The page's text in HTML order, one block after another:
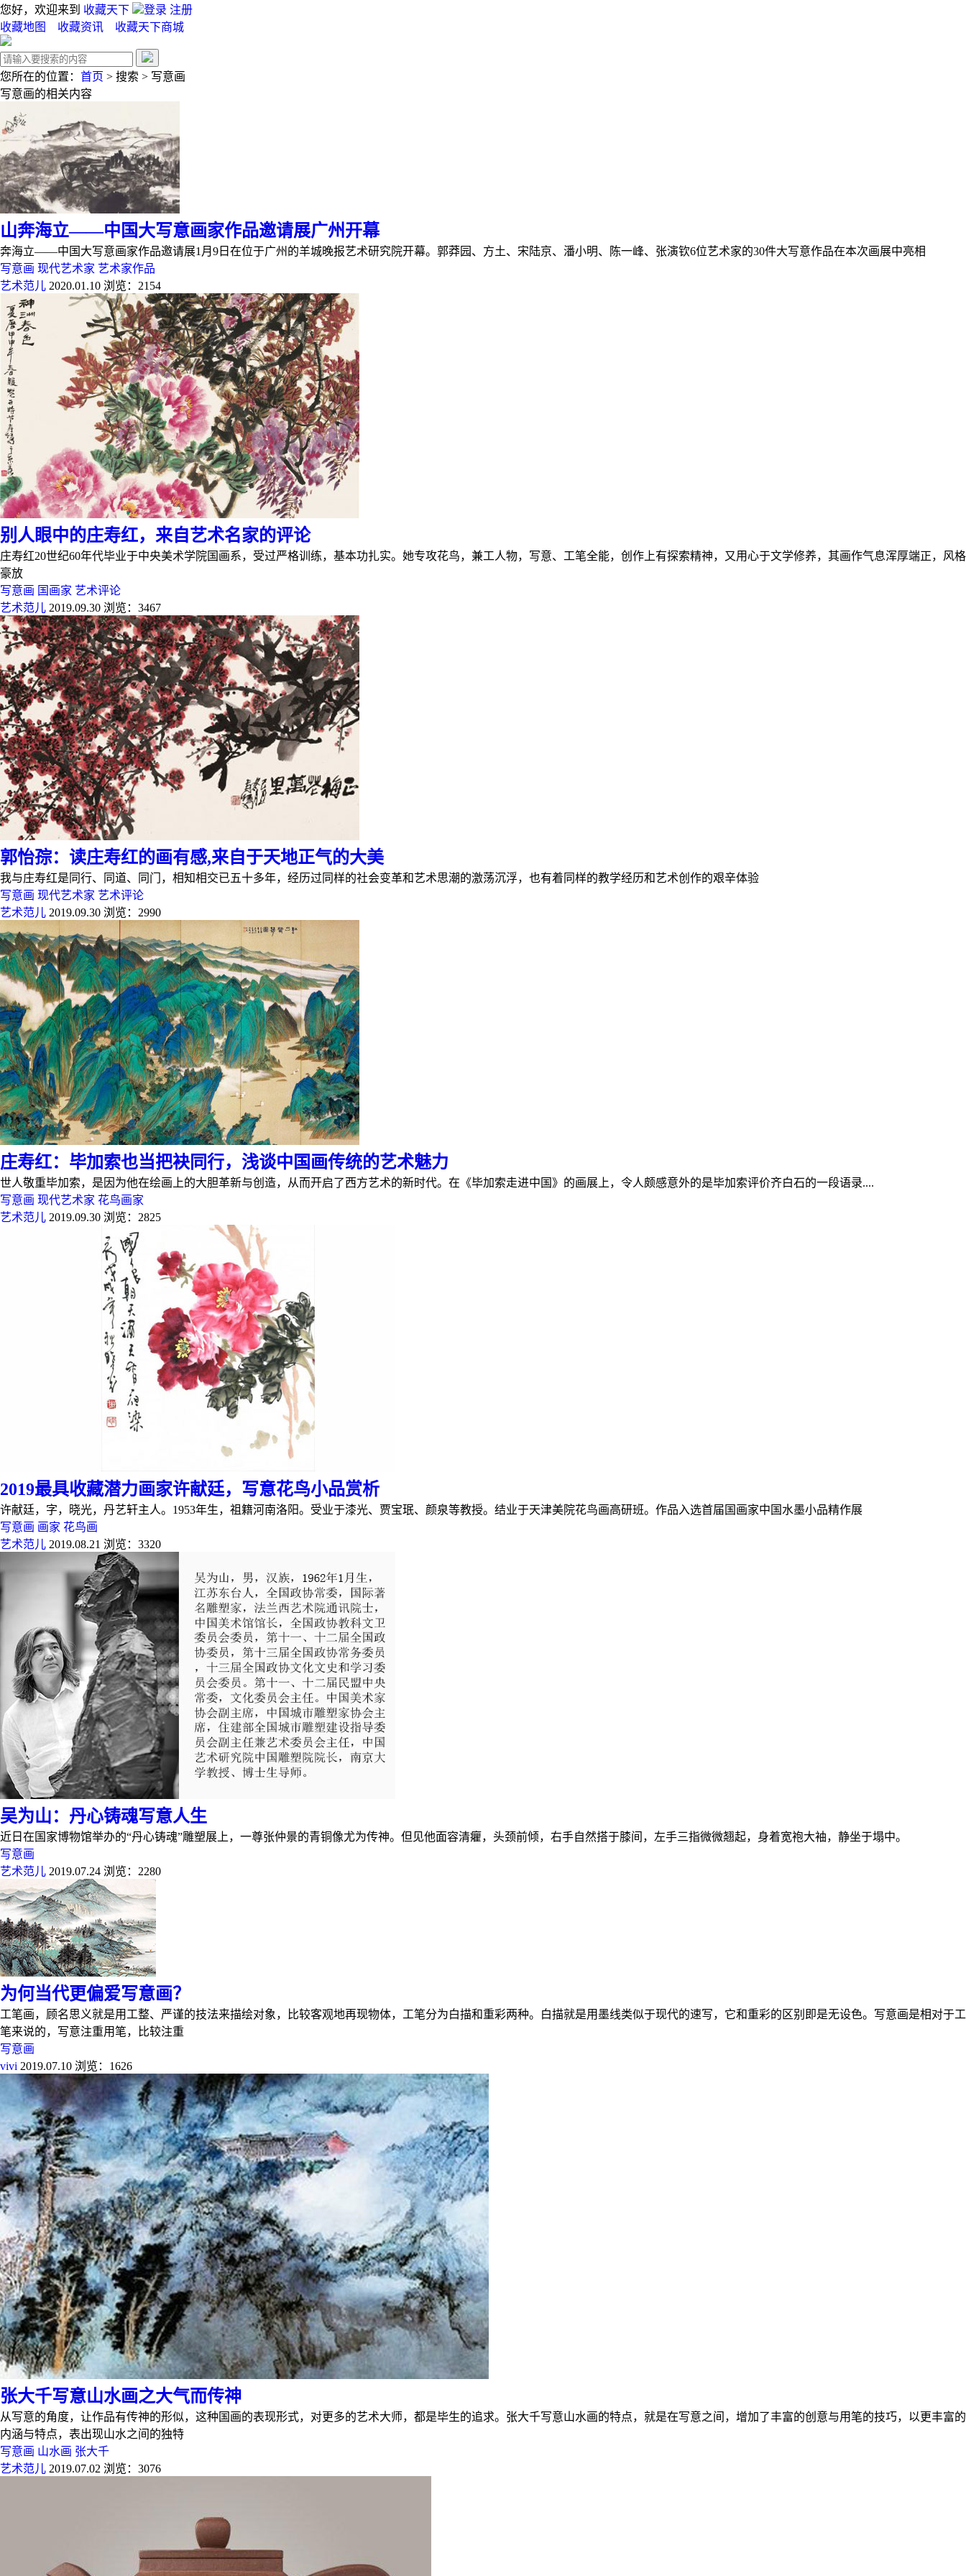
您好，欢迎来到 收藏天下 登录 注册
收藏地图
收藏资讯 收藏天下商城
您所在的位置： 首页 > 搜索 > 写意画
写意画的相关内容
山奔海立——中国大写意画家作品邀请展广州开幕
奔海立——中国大写意画家作品邀请展1月9日在位于广州的羊城晚报艺术研究院开幕。郭莽园、方土、宋陆京、潘小明、陈一峰、张演钦6位艺术家的30件大写意作品在本次画展中亮相
写意画 现代艺术家 艺术家作品
艺术范儿 2020.01.10 浏览：2154
别人眼中的庄寿红，来自艺术名家的评论
庄寿红20世纪60年代毕业于中央美术学院国画系，受过严格训练，基本功扎实。她专攻花鸟，兼工人物，写意、工笔全能，创作上有探索精神，又用心于文学修养，其画作气息浑厚端正，风格
豪放
写意画 国画家 艺术评论
艺术范儿 2019.09.30 浏览：3467
郭怡孮：读庄寿红的画有感,来自于天地正气的大美
我与庄寿红是同行、同道、同门，相知相交已五十多年，经历过同样的社会变革和艺术思潮的激荡沉浮，也有着同样的教学经历和艺术创作的艰辛体验
写意画 现代艺术家 艺术评论
艺术范儿 2019.09.30 浏览：2990
庄寿红：毕加索也当把袂同行，浅谈中国画传统的艺术魅力
世人敬重毕加索，是因为他在绘画上的大胆革新与创造，从而开启了西方艺术的新时代。在《毕加索走进中国》的画展上，令人颇感意外的是毕加索评价齐白石的一段语录....
写意画 现代艺术家 花鸟画家
艺术范儿 2019.09.30 浏览：2825
2019最具收藏潜力画家许献廷，写意花鸟小品赏析
许献廷，字，晓光，丹艺轩主人。1953年生，祖籍河南洛阳。受业于漆光、贾宝珉、颜泉等教授。结业于天津美院花鸟画高研班。作品入选首届国画家中国水墨小品精作展
写意画 画家 花鸟画
艺术范儿 2019.08.21 浏览：3320
吴为山：丹心铸魂写意人生
近日在国家博物馆举办的“丹心铸魂”雕塑展上，一尊张仲景的青铜像尤为传神。但见他面容清癯，头颈前倾，右手自然搭于膝间，左手三指微微翘起，身着宽袍大袖，静坐于塌中。
写意画
艺术范儿 2019.07.24 浏览：2280
为何当代更偏爱写意画？
工笔画，顾名思义就是用工整、严谨的技法来描绘对象，比较客观地再现物体，工笔分为白描和重彩两种。白描就是用墨线类似于现代的速写，它和重彩的区别即是无设色。写意画是相对于工
笔来说的，写意注重用笔，比较注重
写意画
vivi 2019.07.10 浏览：1626
张大千写意山水画之大气而传神
从写意的角度，让作品有传神的形似，这种国画的表现形式，对更多的艺术大师，都是毕生的追求。张大千写意山水画的特点，就是在写意之间，增加了丰富的创意与用笔的技巧，以更丰富的
内涵与特点，表出现山水之间的独特
写意画 山水画 张大千
艺术范儿 2019.07.02 浏览：3076